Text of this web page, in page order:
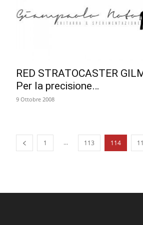
RED STRATOCASTER
Per la precisione…
9 Ottobre 2008
1 ... 113 114